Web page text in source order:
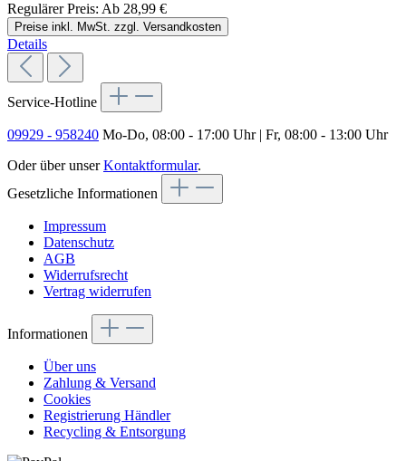
Regulärer Preis: Ab 28,99 €
Preise inkl. MwSt. zzgl. Versandkosten
Details
Service-Hotline
09929 - 958240 Mo-Do, 08:00 - 17:00 Uhr | Fr, 08:00 - 13:00 Uhr
Oder über unserKontaktformular.
Gesetzliche Informationen
Impressum
Datenschutz
AGB
Widerrufsrecht
Vertrag widerrufen
Informationen
Über uns
Zahlung & Versand
Cookies
Registrierung Händler
Recycling & Entsorgung